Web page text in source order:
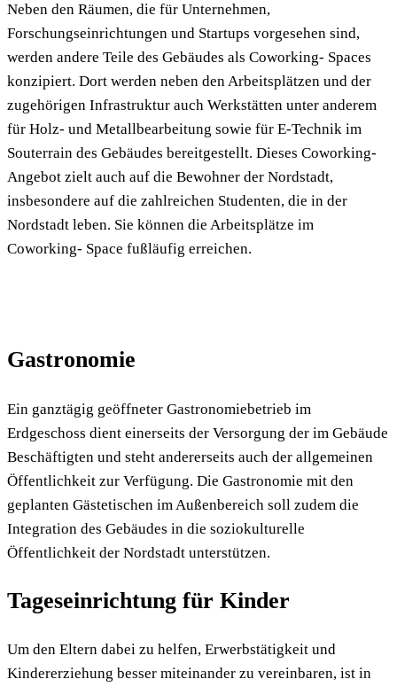
Neben den Räumen, die für Unternehmen,
Forschungseinrichtungen und Startups vorgesehen sind,
werden andere Teile des Gebäudes als Coworking- Spaces
konzipiert. Dort werden neben den Arbeitsplätzen und der
zugehörigen Infrastruktur auch Werkstätten unter anderem
für Holz- und Metallbearbeitung sowie für E-Technik im
Souterrain des Gebäudes bereitgestellt. Dieses Coworking-
Angebot zielt auch auf die Bewohner der Nordstadt,
insbesondere auf die zahlreichen Studenten, die in der
Nordstadt leben. Sie können die Arbeitsplätze im
Coworking- Space fußläufig erreichen.
Gastronomie
Ein ganztägig geöffneter Gastronomiebetrieb im
Erdgeschoss dient einerseits der Versorgung der im Gebäude
Beschäftigten und steht andererseits auch der allgemeinen
Öffentlichkeit zur Verfügung. Die Gastronomie mit den
geplanten Gästetischen im Außenbereich soll zudem die
Integration des Gebäudes in die soziokulturelle
Öffentlichkeit der Nordstadt unterstützen.
Tageseinrichtung für Kinder
Um den Eltern dabei zu helfen, Erwerbstätigkeit und
Kindererziehung besser miteinander zu vereinbaren, ist in